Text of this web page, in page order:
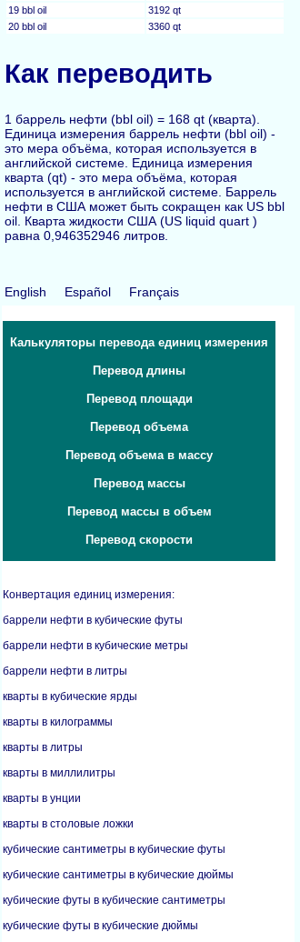
19 bbl oil
3192 qt
20 bbl oil
3360 qt
Как переводить
1 баррель нефти (bbl oil) = 168 qt (кварта).
Единица измерения баррель нефти (bbl oil) -
это мера объёма, которая используется в
английской системе. Единица измерения
кварта (qt) - это мера объёма, которая
используется в английской системе. Баррель
нефти в США может быть сокращен как US bbl
oil. Кварта жидкости США (US liquid quart )
равна 0,946352946 литров.
English Español Français
Калькуляторы перевода единиц измерения
Перевод длины
Перевод площади
Перевод объема
Перевод объема в массу
Перевод массы
Перевод массы в объем
Перевод скорости
Конвертация единиц измерения:
баррели нефти в кубические футы
баррели нефти в кубические метры
баррели нефти в литры
кварты в кубические ярды
кварты в килограммы
кварты в литры
кварты в миллилитры
кварты в унции
кварты в столовые ложки
кубические сантиметры в кубические футы
кубические сантиметры в кубические дюймы
кубические футы в кубические сантиметры
кубические футы в кубические дюймы